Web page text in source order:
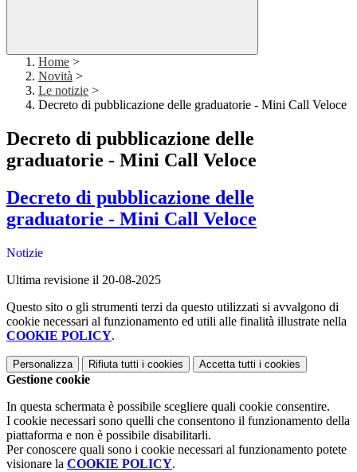
Home >
Novità >
Le notizie >
Decreto di pubblicazione delle graduatorie - Mini Call Veloce
Decreto di pubblicazione delle
graduatorie - Mini Call Veloce
Decreto di pubblicazione delle
graduatorie - Mini Call Veloce
Notizie
Ultima revisione il 20-08-2025
Questo sito o gli strumenti terzi da questo utilizzati si avvalgono di
cookie necessari al funzionamento ed utili alle finalità illustrate nella
COOKIE POLICY.
Personalizza Rifiuta tutti i cookies Accetta tutti i cookies
Gestione cookie
In questa schermata è possibile scegliere quali cookie consentire.
I cookie necessari sono quelli che consentono il funzionamento della
piattaforma e non è possibile disabilitarli.
Per conoscere quali sono i cookie necessari al funzionamento potete
visionare la COOKIE POLICY.